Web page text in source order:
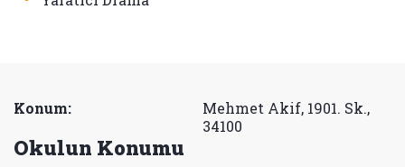
Konum:
Mehmet Akif, 1901. Sk.,
34100
Okulun Konumu